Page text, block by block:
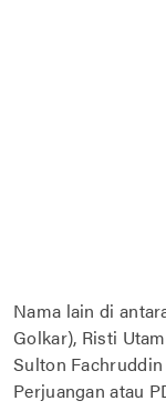
Nama lain di
Golkar), Risti
Sulton
Perjuangan atau